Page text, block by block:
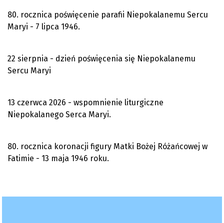
80. rocznica poświęcenie parafii Niepokalanemu Sercu
Maryi - 7 lipca 1946.
22 sierpnia - dzień poświęcenia się Niepokalanemu
Sercu Maryi
13 czerwca 2026 - wspomnienie liturgiczne
Niepokalanego Serca Maryi.
80. rocznica koronacji figury Matki Bożej Różańcowej w
Fatimie - 13 maja 1946 roku.